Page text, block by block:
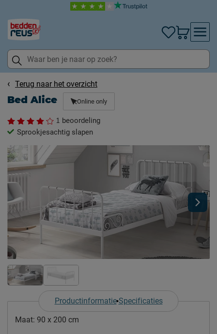
Terug naar het overzicht
Bed Alice Online only
1 beoordeling
Sprookjesachtig slapen
Productinformatie Specificaties
Maat: 90 x 200 cm